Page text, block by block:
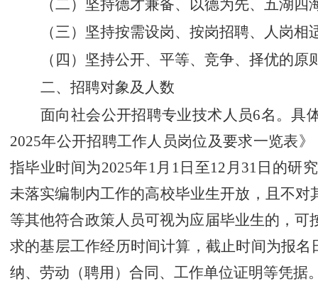
（二） 坚持德才兼备、以德为先、五湖四
（三） 坚持按需设岗、按岗招聘、人岗相
（四）坚持公开、平等、竞争、择优的原
二、招聘对象及人数
面向社会公开招聘专业技术人员6名。具
2025年公开招聘工作人员岗位及要求一览表》
指毕业时间为2025年1月 1 日至12 月 31 日的研
未落实编制内工作的高校毕业生开放，且不
等其他符合政策人员可视为应届毕业生的，可
求的基层工作经历时间计算， 截止时间为报名
纳、劳动（聘用）合同、工作单位证明等凭据